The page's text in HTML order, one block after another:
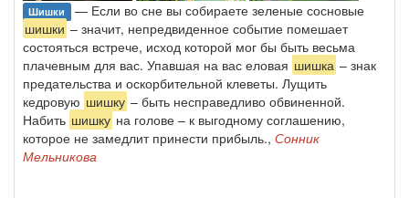
Шишки — Если во сне вы собираете зеленые сосновые
шишки – значит, непредвиденное событие помешает
состояться встрече, исход которой мог бы быть весьма
плачевным для вас. Упавшая на вас еловая шишка – знак
предательства и оскорбительной клеветы. Лущить
кедровую шишку – быть несправедливо обвиненной.
Набить шишку на голове – к выгодному соглашению,
которое не замедлит принести прибыль., Сонник
Мельникова